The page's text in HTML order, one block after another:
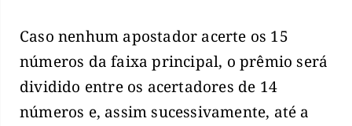
Caso nenhum apostador acerte os 15
números da faixa principal, o prêmio será
dividido entre os acertadores de 14
números e, assim sucessivamente, até a